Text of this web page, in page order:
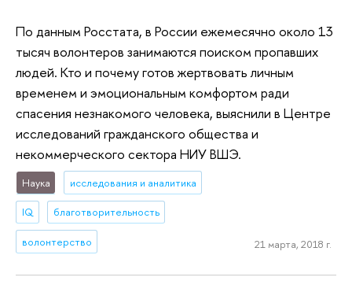
По данным Росстата, в России ежемесячно около 13
тысяч волонтеров занимаются поиском пропавших
людей. Кто и почему готов жертвовать личным
временем и эмоциональным комфортом ради
спасения незнакомого человека, выяснили в Центре
исследований гражданского общества и
некоммерческого сектора НИУ ВШЭ.
Наука исследования и аналитика
IQ благотворительность
волонтерство 21 марта, 2018 г.